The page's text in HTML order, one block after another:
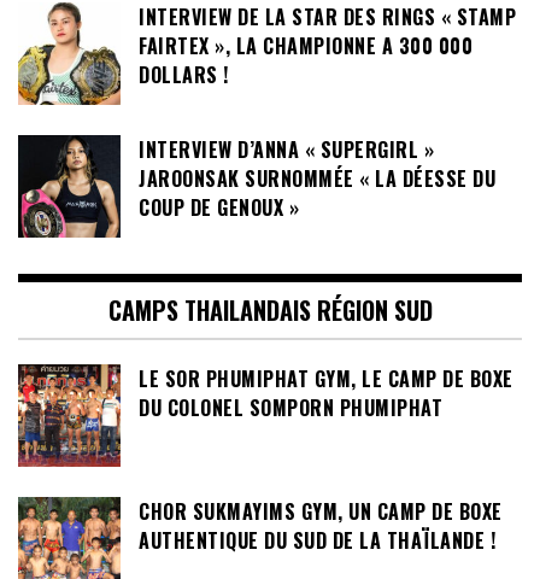
INTERVIEW DE LA STAR DES RINGS « STAMP
FAIRTEX », LA CHAMPIONNE A 300 000
DOLLARS !
INTERVIEW D’ANNA « SUPERGIRL »
JAROONSAK SURNOMMÉE « LA DÉESSE DU
COUP DE GENOUX »
CAMPS THAILANDAIS RÉGION SUD
LE SOR PHUMIPHAT GYM, LE CAMP DE BOXE
DU COLONEL SOMPORN PHUMIPHAT
CHOR SUKMAYIMS GYM, UN CAMP DE BOXE
AUTHENTIQUE DU SUD DE LA THAÏLANDE !